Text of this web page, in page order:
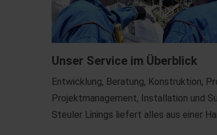
Unser Service im Überblick
Entwicklung, Beratung, Konstruktion,
Projektmanagement, Installation und
Steuler Linings liefert alles aus einer